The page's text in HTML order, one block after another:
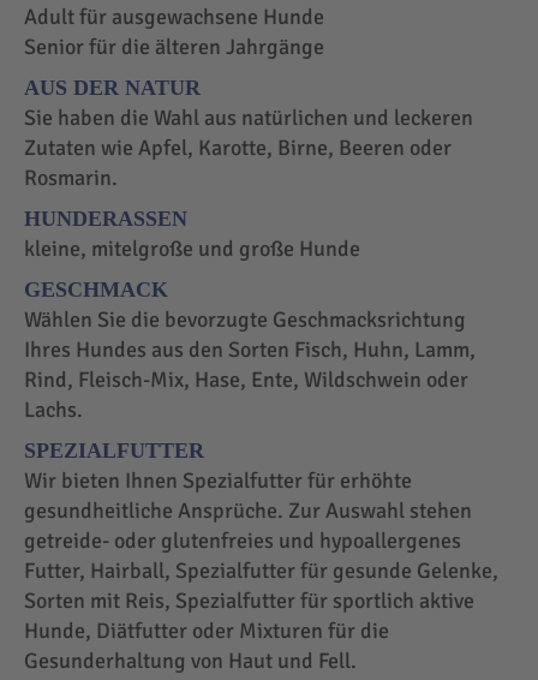
Adult für ausgewachsene Hunde
Senior für die älteren Jahrgänge
AUS DER NATUR
Sie haben die Wahl aus natürlichen und leckeren
Zutaten wie Apfel, Karotte, Birne, Beeren oder
Rosmarin.
HUNDERASSEN
kleine, mitelgroße und große Hunde
GESCHMACK
Wählen Sie die bevorzugte Geschmacksrichtung
Ihres Hundes aus den Sorten Fisch, Huhn, Lamm,
Rind, Fleisch-Mix, Hase, Ente, Wildschwein oder
Lachs.
SPEZIALFUTTER
Wir bieten Ihnen Spezialfutter für erhöhte
gesundheitliche Ansprüche. Zur Auswahl stehen
getreide- oder glutenfreies und hypoallergenes
Futter, Hairball, Spezialfutter für gesunde Gelenke,
Sorten mit Reis, Spezialfutter für sportlich aktive
Hunde, Diätfutter oder Mixturen für die
Gesunderhaltung von Haut und Fell.